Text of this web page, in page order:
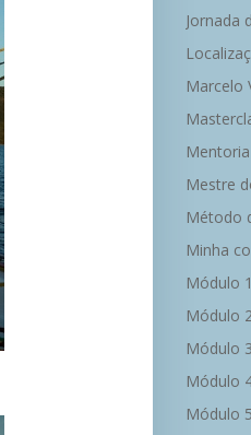
Jornada
Marcelo
Mentoria
Mestre
Método
Minha
Módulo 1
Módulo
Módulo 3
Módulo
Módulo